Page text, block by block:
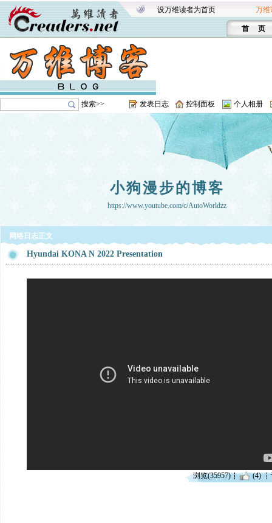
设万维读者为首页 万维
首 页
搜索>> 发表日志 控制面板 个人相册
小狗漫步的博客
https://www.youtube.com/c/AutoWorldzz
网络日志正文
Hyundai KONA N 2022 Presentation
浏览(35957) (4)